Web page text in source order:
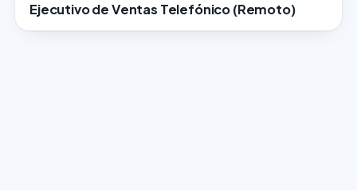
Ejecutivo de Ventas Telefónico (Remoto)